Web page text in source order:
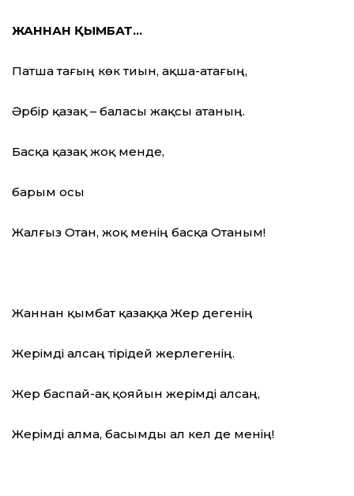
ЖАННАН ҚЫМБАТ…
Патша тағың көк тиын, ақша-атағың,
Әрбір қазақ – баласы жақсы атаның.
Басқа қазақ жоқ менде,
барым осы
Жалғыз Отан, жоқ менің басқа Отаным!
Жаннан қымбат қазаққа Жер дегенің
Жерімді алсаң тірідей жерлегенің.
Жер баспай-ақ қояйын жерімді алсаң,
Жерімді алма, басымды ал кел де менің!